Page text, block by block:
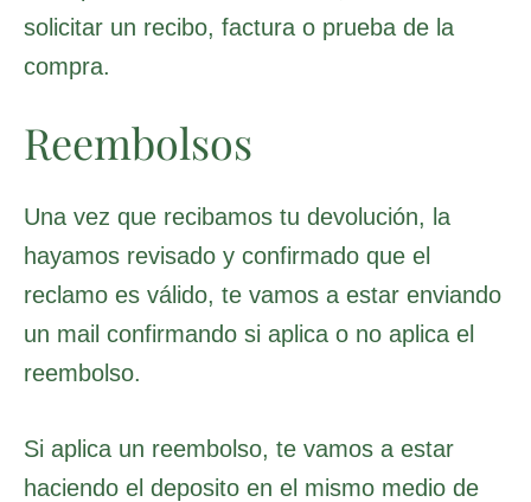
solicitar un recibo, factura o prueba de la
compra.
Reembolsos
Una vez que recibamos tu devolución, la
hayamos revisado y confirmado que el
reclamo es válido, te vamos a estar enviando
un mail confirmando si aplica o no aplica el
reembolso.
Si aplica un reembolso, te vamos a estar
haciendo el deposito en el mismo medio de